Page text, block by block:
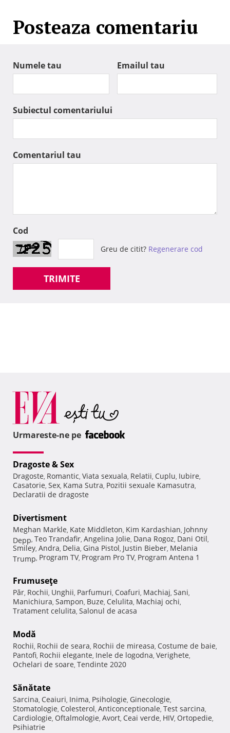
Posteaza comentariu
Numele tau Emailul tau
Subiectul comentariului
Comentariul tau
Cod
Greu de citit? Regenerare cod
TRIMITE
Urmareste-ne pe
Dragoste & Sex
Dragoste, Romantic, Viata sexuala, Relatii, Cuplu, Iubire,
Casatorie, Sex, Kama Sutra, Pozitii sexuale Kamasutra,
Declaratii de dragoste
Divertisment
Meghan Markle, Kate Middleton, Kim Kardashian, Johnny
Depp, Teo Trandafir, Angelina Jolie, Dana Rogoz, Dani Otil,
Smiley, Andra, Delia, Gina Pistol, Justin Bieber, Melania
Trump, Program TV, Program Pro TV, Program Antena 1
Frumuseţe
Păr, Rochii, Unghii, Parfumuri, Coafuri, Machiaj, Sani,
Manichiura, Sampon, Buze, Celulita, Machiaj ochi,
Tratament celulita, Salonul de acasa
Modă
Rochii, Rochii de seara, Rochii de mireasa, Costume de baie,
Pantofi, Rochii elegante, Inele de logodna, Verighete,
Ochelari de soare, Tendinte 2020
Sănătate
Sarcina, Ceaiuri, Inima, Psihologie, Ginecologie,
Stomatologie, Colesterol, Anticonceptionale, Test sarcina,
Cardiologie, Oftalmologie, Avort, Ceai verde, HIV, Ortopedie,
Psihiatrie